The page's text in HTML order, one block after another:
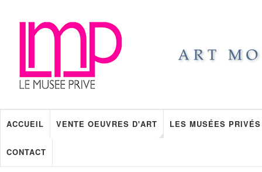
ACCUEIL VENTE OEUVRES D'ART LES MUSÉES PRIVÉS
CONTACT